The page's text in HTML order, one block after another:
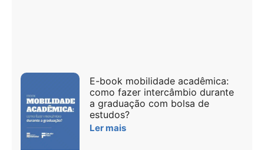
E-book mobilidade acadêmica:
como fazer intercâmbio durante
a graduação com bolsa de
estudos?
Ler mais